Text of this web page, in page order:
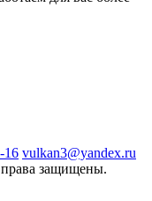
16 vulkan3@yandex.ru
защищены.